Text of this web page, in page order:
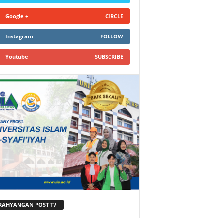
Google + CIRCLE
Instagram FOLLOW
Youtube SUBSCRIBE
POST TV